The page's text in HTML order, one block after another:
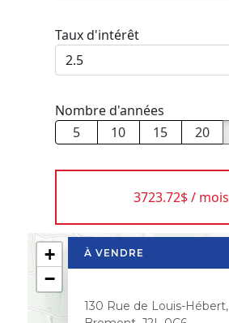
Taux d'intérêt
Nombre d'années
5
10 15 20
3723.72$ / mois
À VENDRE
130 Rue de Louis-Hébert,
+
−